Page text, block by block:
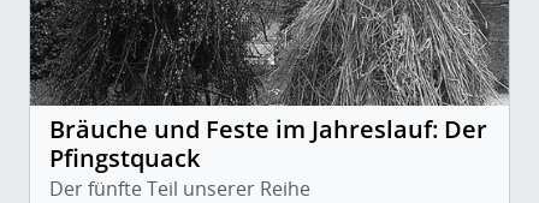
Bräuche und Feste im Jahreslauf: Der
Pfingstquack
Der fünfte Teil unserer Reihe